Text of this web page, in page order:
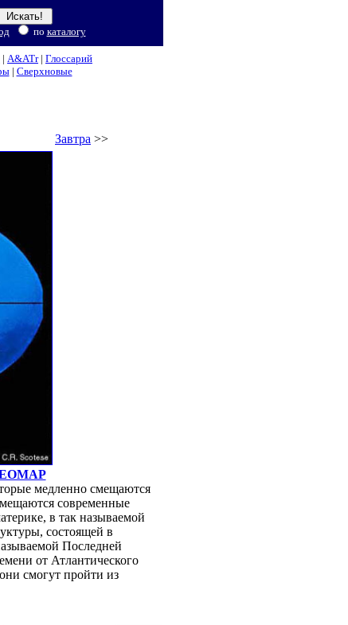
по каталогу
| A&ATr| Глоссарий
| Сверхновые
Завтра >>
медленно смещаются
современные
в так называемой
состоящей в
Последней
от Атлантического
смогут пройти из